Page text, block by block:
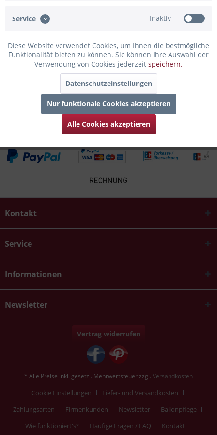
Infos zum Hersteller
Folgende Infos zum Hersteller sind verfübar......mehr
Zubehör 4
Kunden kauften auch
Kunden haben sich ebenfalls angesehen
Kontakt
Service
Informationen
Newsletter
Vertrag widerrufen
* Alle Preise inkl. gesetzl. Mehrwertsteuer zzgl. Versandkosten
Cookie Einstellungen
Liefer- und Versandkosten
Zahlungsarten
Firmenkunden Newsletter
Ballonpflege
Wie funktioniert's?
Häufige Fragen / FAQ Kontakt
Service Inaktiv
Diese Website verwendet Cookies, um Ihnen die bestmögliche
Funktionalität bieten zu können. Sie können Ihre Auswahl der
Verwendung von Cookies jederzeit speichern.
Datenschutzeinstellungen
Nur funktionale Cookies akzeptieren
Alle Cookies akzeptieren